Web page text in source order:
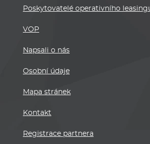
Poskytovatelé operativního
VOP
Napsali o nás
Osobní údaje
Mapa stránek
Kontakt
Registrace partnera